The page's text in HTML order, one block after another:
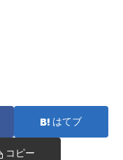
はてブ
コピー